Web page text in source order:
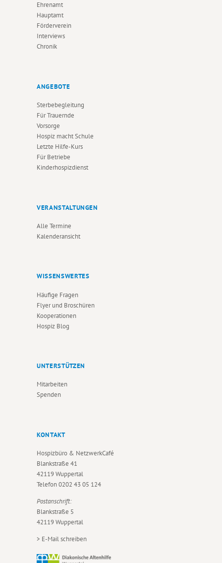
Ehrenamt
Hauptamt
Förderverein
Interviews
Chronik
ANGEBOTE
Sterbebegleitung
Für Trauernde
Vorsorge
Hospiz macht Schule
Letzte Hilfe-Kurs
Für Betriebe
Kinderhospizdienst
VERANSTALTUNGEN
Alle Termine
Kalenderansicht
WISSENSWERTES
Häufige Fragen
Flyer und Broschüren
Kooperationen
Hospiz Blog
UNTERSTÜTZEN
Mitarbeiten
Spenden
KONTAKT
Hospizbüro & NetzwerkCafé
Blankstraße 41
42119 Wuppertal
Telefon0202 43 05 124
Postanschrift:
Blankstraße 5
42119 Wuppertal
> E-Mail schreiben